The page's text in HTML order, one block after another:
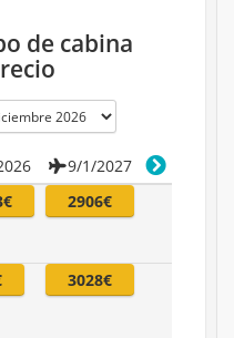
de cabina
9/1/2027
2906€
3028€